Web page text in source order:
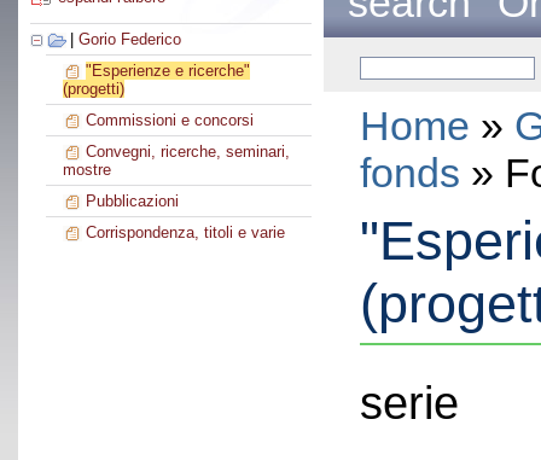
Gorio Federico
"Esperienze e ricerche"
(progetti)
Commissioni e concorsi
Convegni, ricerche, seminari,
mostre
Pubblicazioni
Corrispondenza, titoli e varie
Home »
fonds »
serie